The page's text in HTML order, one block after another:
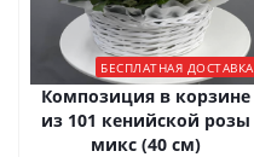
БЕСПЛАТНАЯ ДОСТАВКА
Композиция в корзине
из 101 кенийской розы
микс (40 см)